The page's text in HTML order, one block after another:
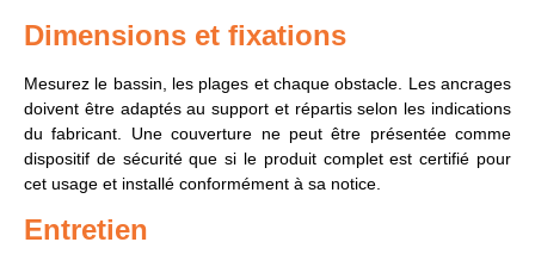
Dimensions et fixations
Mesurez le bassin, les plages et chaque obstacle. Les ancrages
doivent être adaptés au support et répartis selon les indications
du fabricant. Une couverture ne peut être présentée comme
dispositif de sécurité que si le produit complet est certifié pour
cet usage et installé conformément à sa notice.
Entretien